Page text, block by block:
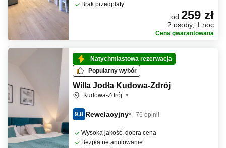
Brak przedpłaty
od 259 zł
2 osoby, 1 noc
Cena gwarantowana
Natychmiastowa rezerwacja
Popularny wybór
Willa Jodła Kudowa-Zdrój
Kudowa-Zdrój
9.8 Rewelacyjny 76 opinii
Wysoka jakość, dobra cena
Bezpłatne anulowanie